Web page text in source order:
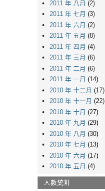
2011 年 八月 (2)
2011 年 七月 (3)
2011 年 六月 (2)
2011 年 五月 (8)
2011 年 四月 (4)
2011 年 三月 (6)
2011 年 二月 (6)
2011 年 一月 (14)
2010 年 十二月 (17)
2010 年 十一月 (22)
2010 年 十月 (27)
2010 年 九月 (29)
2010 年 八月 (30)
2010 年 七月 (13)
2010 年 六月 (17)
2010 年 五月 (4)
人數統計